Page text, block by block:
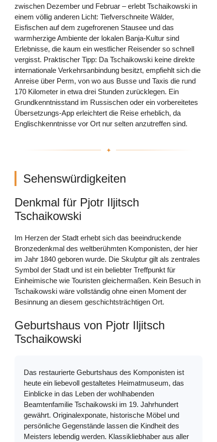
zwischen Dezember und Februar – erlebt Tschaikowski in
einem völlig anderen Licht: Tiefverschneite Wälder,
Eisfischen auf dem zugefrorenen Stausee und das
warmherzige Ambiente der lokalen Banja-Kultur sind
Erlebnisse, die kaum ein westlicher Reisender so schnell
vergisst. Praktischer Tipp: Da Tschaikowski keine direkte
internationale Verkehrsanbindung besitzt, empfiehlt sich die
Anreise über Perm, von wo aus Busse und Taxis die rund
170 Kilometer in etwa drei Stunden zurücklegen. Ein
Grundkenntnisstand im Russischen oder ein vorbereitetes
Übersetzungs-App erleichtert die Reise erheblich, da
Englischkenntnisse vor Ort nur selten anzutreffen sind.
Sehenswürdigkeiten
Denkmal für Pjotr Iljitsch
Tschaikowski
Im Herzen der Stadt erhebt sich das beeindruckende
Bronzedenkmal des weltberühmten Komponisten, der hier
im Jahr 1840 geboren wurde. Die Skulptur gilt als zentrales
Symbol der Stadt und ist ein beliebter Treffpunkt für
Einheimische wie Touristen gleichermaßen. Kein Besuch in
Tschaikowski wäre vollständig ohne einen Moment der
Besinnung an diesem geschichtsträchtigen Ort.
Geburtshaus von Pjotr Iljitsch
Tschaikowski
Das restaurierte Geburtshaus des Komponisten ist
heute ein liebevoll gestaltetes Heimatmuseum, das
Einblicke in das Leben der wohlhabenden
Beamtenfamilie Tschaikowski im 19. Jahrhundert
gewährt. Originalexponate, historische Möbel und
persönliche Gegenstände lassen die Kindheit des
Meisters lebendig werden. Klassikliebhaber aus aller